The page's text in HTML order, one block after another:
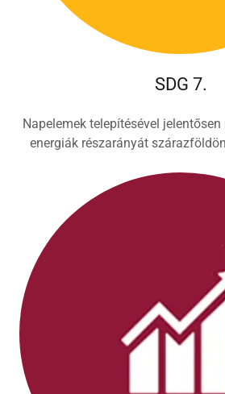
SDG 7.
Napelemek telepítésével
energiák részarányát